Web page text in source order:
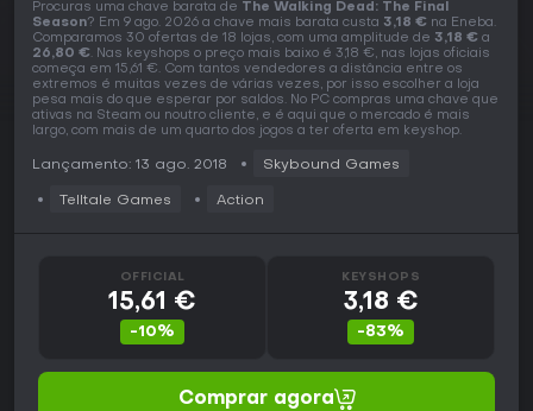
Procuras uma chave barata de The Walking Dead: The Final
Season? Em 9 ago. 2026 a chave mais barata custa 3,18 € na Eneba.
Comparamos 30 ofertas de 18 lojas, com uma amplitude de 3,18 € a
26,80 €. Nas keyshops o preço mais baixo é 3,18 €, nas lojas oficiais
começa em 15,61 €. Com tantos vendedores a distância entre os
extremos é muitas vezes de várias vezes, por isso escolher a loja
pesa mais do que esperar por saldos. No PC compras uma chave que
ativas na Steam ou noutro cliente, e é aqui que o mercado é mais
largo, com mais de um quarto dos jogos a ter oferta em keyshop.
Lançamento: 13 ago. 2018 Skybound Games
Telltale Games Action
OFFICIAL
15,61 €
-10%
KEYSHOPS
3,18 €
-83%
Comprar agora